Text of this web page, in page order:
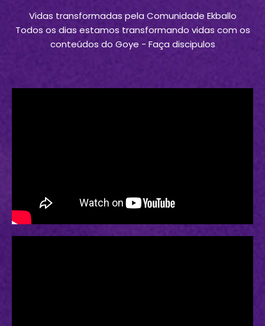
Vidas transformadas pela Comunidade Ekballo
Todos os dias estamos transformando vidas com os
conteúdos do Goye - Faça discipulos